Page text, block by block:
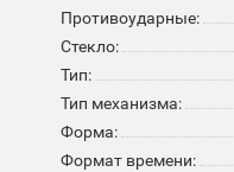
Противоударные:
Стекло:
Тип:
Тип механизма:
Форма:
Формат времени: